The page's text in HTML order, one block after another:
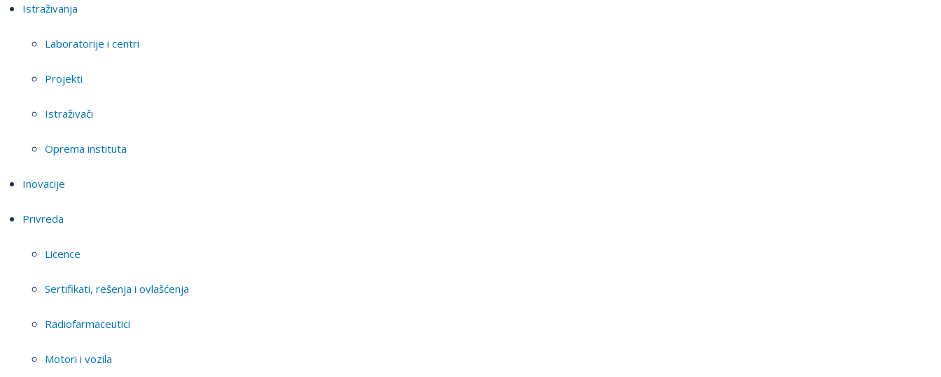
Istraživanja
Laboratorije i centri
Projekti
Istraživači
Oprema instituta
Inovacije
Privreda
Licence
Sertifikati, rešenja i ovlašćenja
Radiofarmaceutici
Motori i vozila